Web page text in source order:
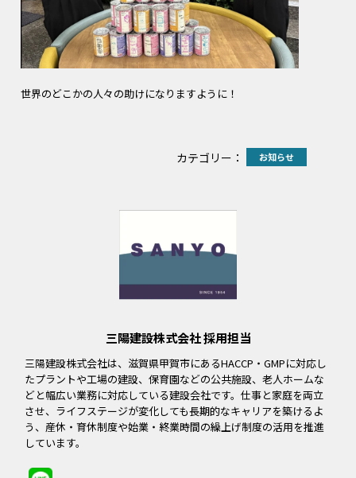
世界のどこかの人々の助けになりますように！
カテゴリー： お知らせ
三陽建設株式会社 採用担当
三陽建設株式会社は、滋賀県甲賀市にあるHACCP・GMPに対応し
たプラントや工場の建設、保育園などの公共施設、老人ホームな
どと幅広い業務に対応している建設会社です。仕事と家庭を両立
させ、ライフステージが変化しても長期的なキャリアを築けるよ
う、産休・育休制度や始業・終業時間の繰上げ制度の活用を推進
しています。